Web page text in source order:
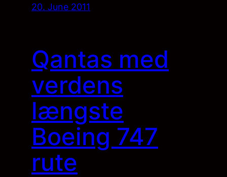
20. June 2011
Qantas med
verdens
længste
Boeing 747
rute